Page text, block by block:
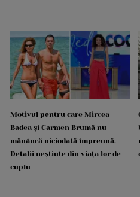
Motivul pentru care Mircea
Badea și Carmen Brumă nu
mănâncă niciodată împreună.
Detalii neștiute din viața lor de
cuplu